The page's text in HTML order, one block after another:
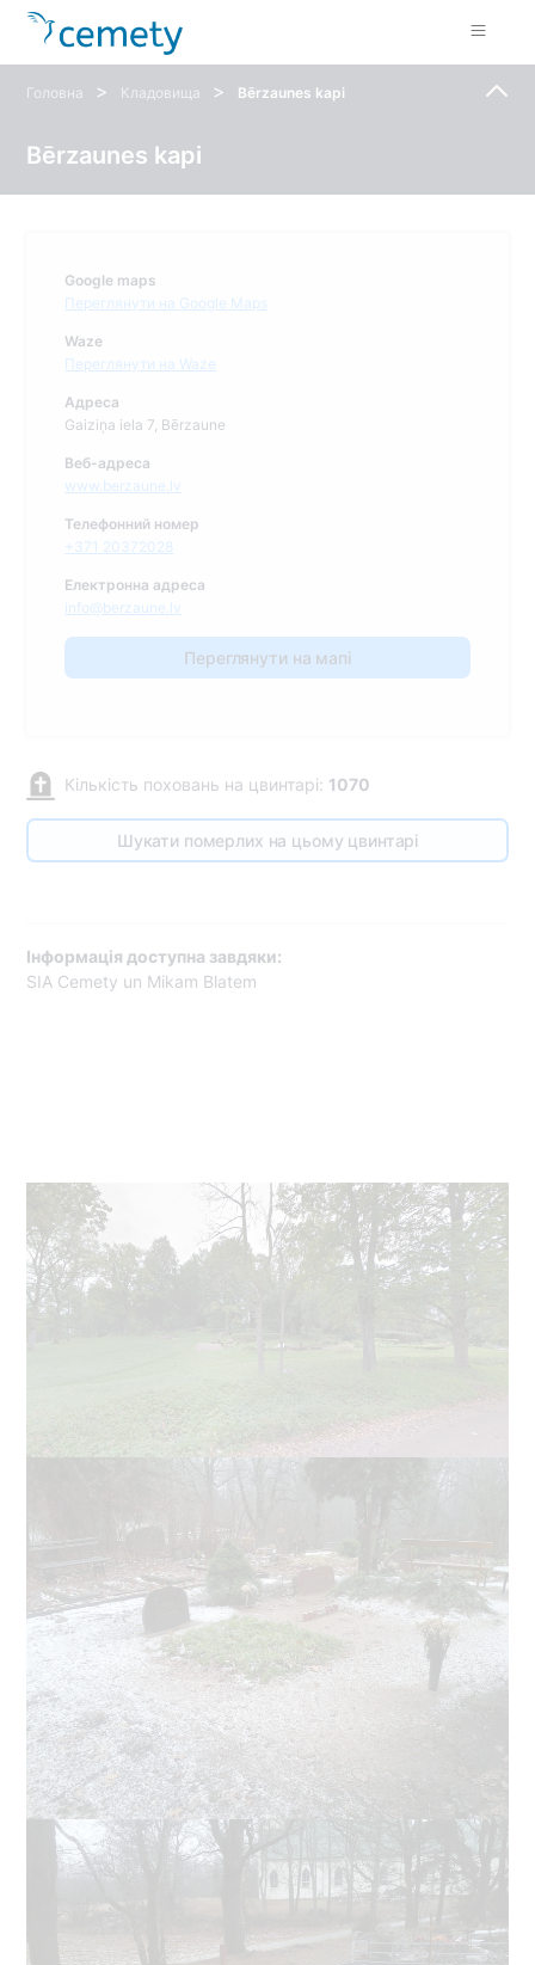
Головна > Кладовища > Bērzaunes kapi
Bērzaunes kapi
Google maps
Переглянути на Google Maps
Waze
Переглянути на Waze
Адреса
Gaiziņa iela 7, Bērzaune
Веб-адреса
www.berzaune.lv
Телефонний номер
+371 20372028
Електронна адреса
info@berzaune.lv
Переглянути на мапі
Кількість поховань на цвинтарі: 1070
Шукати померлих на цьому цвинтарі
Інформація доступна завдяки:
SIA Cemety un Mikam Blatem